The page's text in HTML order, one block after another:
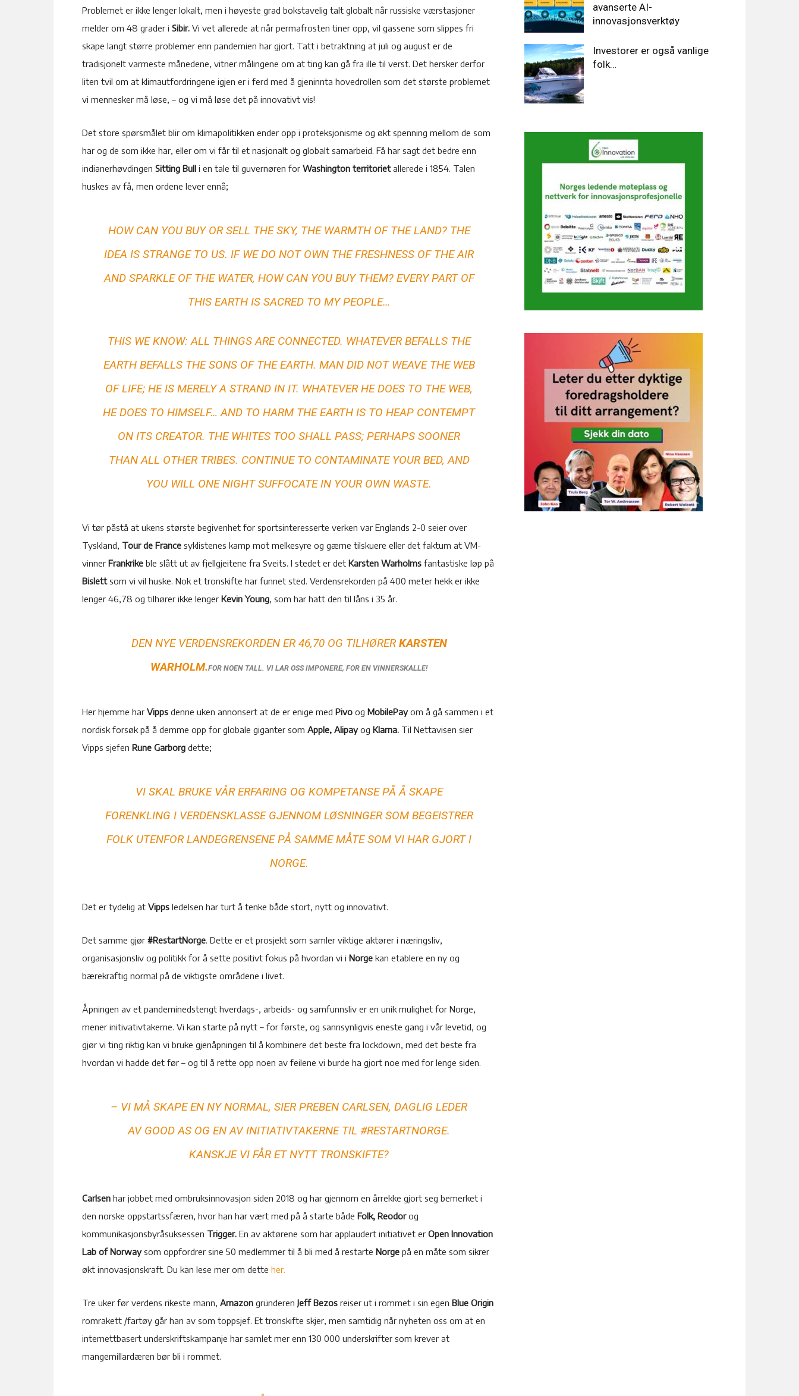
Problemet er ikke lenger lokalt, men i høyeste grad bokstavelig talt globalt når russiske værstasjoner
melder om 48 grader i Sibir. Vi vet allerede at når permafrosten tiner opp, vil gassene som slippes fri
skape langt større problemer enn pandemien har gjort. Tatt i betraktning at juli og august er de
tradisjonelt varmeste månedene, vitner målingene om at ting kan gå fra ille til verst. Det hersker derfor
liten tvil om at klimautfordringene igjen er i ferd med å gjeninnta hovedrollen som det største problemet
vi mennesker må løse, – og vi må løse det på innovativt vis!
Det store spørsmålet blir om klimapolitikken ender opp i proteksjonisme og økt spenning mellom de som
har og de som ikke har, eller om vi får til et nasjonalt og globalt samarbeid. Få har sagt det bedre enn
indianerhøvdingen Sitting Bull i en tale til guvernøren for Washington territorietallerede i 1854. Talen
huskes av få, men ordene lever ennå;
HOW CAN YOU BUY OR SELL THE SKY, THE WARMTH OF THE LAND? THE
IDEA IS STRANGE TO US. IF WE DO NOT OWN THE FRESHNESS OF THE AIR
AND SPARKLE OF THE WATER, HOW CAN YOU BUY THEM? EVERY PART OF
THIS EARTH IS SACRED TO MY PEOPLE…
THIS WE KNOW: ALL THINGS ARE CONNECTED. WHATEVER BEFALLS THE
EARTH BEFALLS THE SONS OF THE EARTH. MAN DID NOT WEAVE THE WEB
OF LIFE; HE IS MERELY A STRAND IN IT. WHATEVER HE DOES TO THE WEB,
HE DOES TO HIMSELF… AND TO HARM THE EARTH IS TO HEAP CONTEMPT
ON ITS CREATOR. THE WHITES TOO SHALL PASS; PERHAPS SOONER
THAN ALL OTHER TRIBES. CONTINUE TO CONTAMINATE YOUR BED, AND
YOU WILL ONE NIGHT SUFFOCATE IN YOUR OWN WASTE.
Vi tør påstå at ukens største begivenhet for sportsinteresserte verken var Englands 2-0 seier over
Tyskland, Tour de France syklistenes kamp mot melkesyre og gærne tilskuere eller det faktum at VM-
vinner Frankrike ble slått ut av fjellgjeitene fra Sveits. I stedet er det Karsten Warholms fantastiske løp på
Bislettsom vi vil huske. Nok et tronskifte har funnet sted. Verdensrekorden på 400 meter hekk er ikke
lenger 46,78 og tilhører ikke lenger Kevin Young, som har hatt den til låns i 35 år.
DEN NYE VERDENSREKORDEN ER 46,70 OG TILHØRERKARSTEN
WARHOLM.FOR NOEN TALL. VI LAR OSS IMPONERE, FOR EN VINNERSKALLE!
Her hjemme har Vipps denne uken annonsert at de er enige med Pivo og MobilePayom å gå sammen i et
nordisk forsøk på å demme opp for globale giganter som Apple, Alipayog Klarna. Til Nettavisen sier
Vipps sjefen Rune Garborg dette;
VI SKAL BRUKE VÅR ERFARING OG KOMPETANSE PÅ Å SKAPE
FORENKLING I VERDENSKLASSE GJENNOM LØSNINGER SOM BEGEISTRER
FOLK UTENFOR LANDEGRENSENE PÅ SAMME MÅTE SOM VI HAR GJORT I
NORGE.
Det er tydelig at Vipps ledelsen har turt å tenke både stort, nytt og innovativt.
Det samme gjør #RestartNorge. Dette er et prosjekt som samler viktige aktører i næringsliv,
organisasjonsliv og politikk for å sette positivt fokus på hvordan vi i Norge kan etablere en ny og
bærekraftig normal på de viktigste områdene i livet.
Åpningen av et pandeminedstengt hverdags-, arbeids- og samfunnsliv er en unik mulighet for Norge,
mener initivativtakerne. Vi kan starte på nytt – for første, og sannsynligvis eneste gang i vår levetid, og
gjør vi ting riktig kan vi bruke gjenåpningen til å kombinere det beste fra lockdown, med det beste fra
hvordan vi hadde det før – og til å rette opp noen av feilene vi burde ha gjort noe med for lenge siden.
– VI MÅ SKAPE EN NY NORMAL, SIER PREBEN CARLSEN, DAGLIG LEDER
AV GOOD AS OG EN AV INITIATIVTAKERNE TIL #RESTARTNORGE.
KANSKJE VI FÅR ET NYTT TRONSKIFTE?
Carlsen har jobbet med ombruksinnovasjon siden 2018 og har gjennom en årrekke gjort seg bemerket i
den norske oppstartssfæren, hvor han har vært med på å starte både Folk, Reodorog
kommunikasjonsbyråsuksessen Trigger. En av aktørene som har applaudert initiativet er Open Innovation
Lab of Norwaysom oppfordrer sine 50 medlemmer til å bli med å restarte Norge på en måte som sikrer
økt innovasjonskraft. Du kan lese mer om dette her.
Tre uker før verdens rikeste mann, Amazon gründeren Jeff Bezos reiser ut i rommet i sin egen Blue Origin
romrakett /fartøy går han av som toppsjef. Et tronskifte skjer, men samtidig når nyheten oss om at en
internettbasert underskriftskampanje har samlet mer enn 130 000 underskrifter som krever at
mangemillardæren bør bli i rommet.
avanserte AI-
innovasjonsverktøy
Investorer er også vanlige
folk…